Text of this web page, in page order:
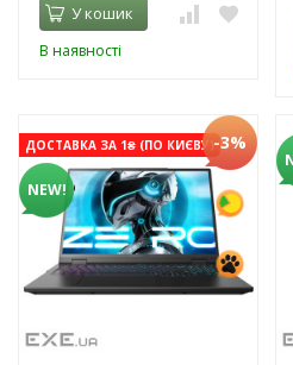
У кошик
В наявності
ДОСТАВКА ЗА 1₴ (ПО КИЄВУ)
NEW!
-3%